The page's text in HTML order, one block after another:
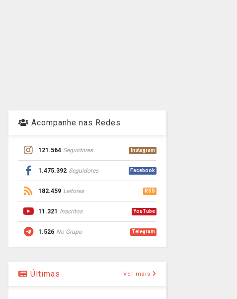
Acompanhe nas Redes
121.564 Seguidores Instagram
1.475.392 Seguidores Facebook
182.459 Leitores RSS
11.321 Inscritos YouTube
1.526 No Grupo Telegram
Últimas Ver mais